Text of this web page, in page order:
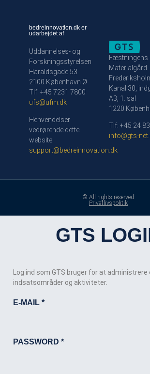
bedreinnovation.dk er
udarbejdet af
Uddannelses- og
Forskningsstyrelsen
Haraldsgade 53
2100 København Ø
Tlf: +45 7231 7800
ufs@ufm.dk
Henvendelser
vedrørende dette
website:
support@bedreinnovation.dk
Fæstningens
Materialgård
Kanal 30,
A3, 1. sal
1220
Tlf: +45 24
info@gts-
© All rights reserved
Privatlivspolitik
GTS
Log ind som GTS bruger for at administrere
indsatsområder og aktiviteter.
E-MAIL *
PASSWORD *